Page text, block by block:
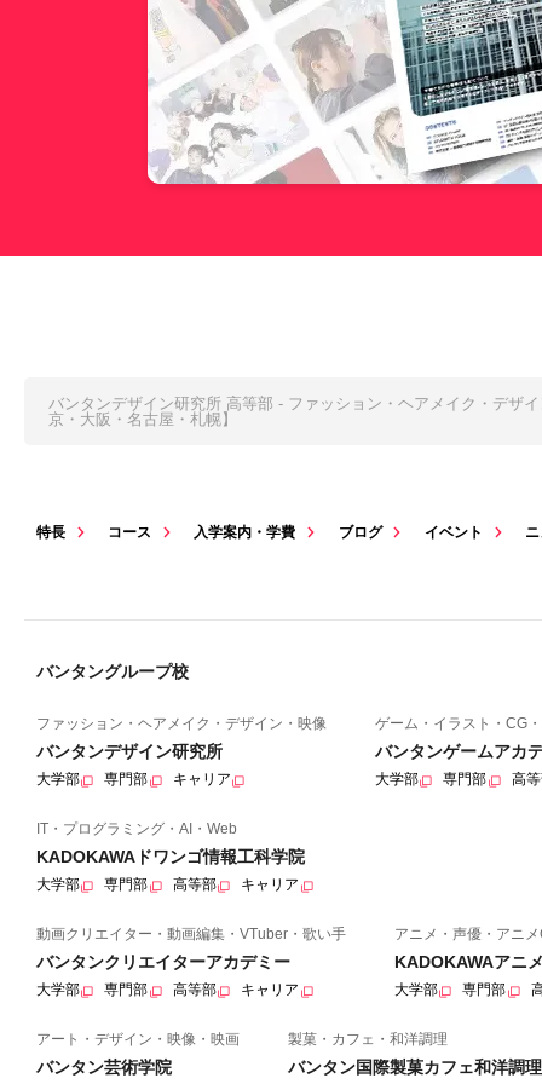
バンタンデザイン研究所 高等部 - ファッション・ヘアメイク・デザ
京・大阪・名古屋・札幌】
特長 コース 入学案内・学費 ブログ イベント
バンタングループ校
ファッション・ヘアメイク・デザイン・映像
バンタンデザイン研究所
大学部 専門部 キャリア
ゲーム・イラスト・CG
バンタンゲームアカ
大学部 専門部 高
IT・プログラミング・AI・Web
KADOKAWAドワンゴ情報工科学院
大学部 専門部 高等部 キャリア
動画クリエイター・動画編集・VTuber・歌い手
バンタンクリエイターアカデミー
大学部 専門部 高等部 キャリア
アニメ・声優・アニ
KADOKAWAアニ
大学部 専門部
アート・デザイン・映像・映画
バンタン芸術学院
製菓・カフェ・和洋調理
バンタン国際製菓カフェ和洋調